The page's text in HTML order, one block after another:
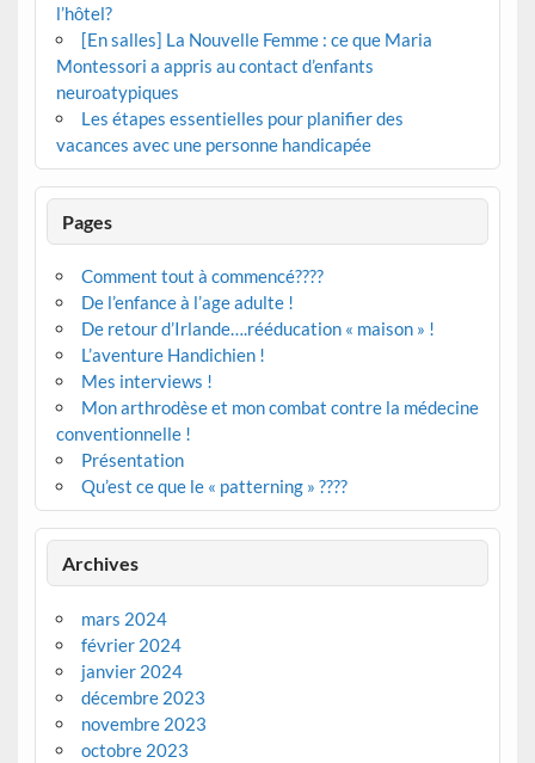
l’hôtel?
[En salles] La Nouvelle Femme : ce que Maria
Montessori a appris au contact d’enfants
neuroatypiques
Les étapes essentielles pour planifier des
vacances avec une personne handicapée
Pages
Comment tout à commencé????
De l’enfance à l’age adulte !
De retour d’Irlande….rééducation « maison » !
L’aventure Handichien !
Mes interviews !
Mon arthrodèse et mon combat contre la médecine
conventionnelle !
Présentation
Qu’est ce que le « patterning » ????
Archives
mars 2024
février 2024
janvier 2024
décembre 2023
novembre 2023
octobre 2023